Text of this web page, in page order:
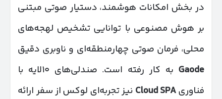
در بخش امکانات هوشمند، دستیار صوتی مبتنی
بر هوش مصنوعی با توانایی تشخیص لهجه‌های
محلی، فرمان صوتی چهارمنطقه‌ای و ناوبری دقیق
Gaode
به کار رفته است. صندلی‌های ۱۰‌لایه با
فناوریCloud SPA نیز تجربه‌ای لوکس از سفر ارائه